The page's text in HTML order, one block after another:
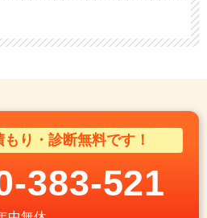
り・診断無料です！
383-521